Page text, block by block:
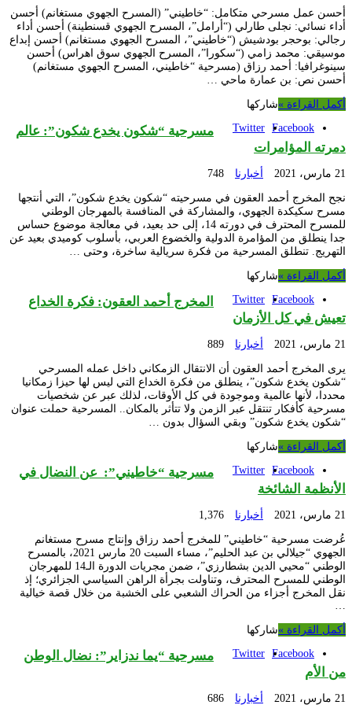
أحسن عمل مسرحي متكامل: “خاطيني” (المسرح الجهوي مستغانم) أحسن
أداء نسائي: نجلى طارلي (“أرامل”، المسرح الجهوي قسنطينة) أحسن أداء
رجالي: بوحجر بودشيش (“خاطيني”، المسرح الجهوي مستغانم) أحسن إبداع
موسيقي: محمد زامي (“سكورا”، المسرح الجهوي سوق اهراس) أحسن
سينوغرافيا: أحمد رزاق (مسرحية “خاطيني، المسرح الجهوي مستغانم)
أحسن نص: بن عمارة ماحي …
أكمل القراءة »شاركها
Facebook
Twitter
مسرحية “شكون يخدع شكون”: عالم
دمرته المؤامرات
21 مارس، 2021 أخبارنا 748
نجح المخرج أحمد العقون في مسرحيته “شكون يخدع شكون”، التي أنتجها
مسرح سكيكدة الجهوي، والمشاركة في المنافسة بالمهرجان الوطني
للمسرح المحترف في دورته 14، إلى حد بعيد، في معالجة موضوع حساس
جدا ينطلق من المؤامرة الدولية والخضوع العربي، بأسلوب كوميدي بعيد عن
التهريج. تنطلق المسرحية من فكرة سريالية ساخرة، وحتى …
أكمل القراءة »شاركها
Facebook
Twitter
المخرج أحمد العقون: فكرة الخداع
تعيش في كل الأزمان
21 مارس، 2021 أخبارنا 889
يرى المخرج أحمد العقون أن الانتقال الزمكاني داخل عمله المسرحي
“شكون يخدع شكون”، ينطلق من فكرة الخداع التي ليس لها حيزا زمكانيا
محددا، لأنها عالمية وموجودة في كل الأوقات، لذلك عبر عن شخصيات
مسرحية كأفكار تنتقل عبر الزمن ولا تتأثر بالمكان.. المسرحية حملت عنوان
“شكون يخدع شكون” وبقي السؤال بدون …
أكمل القراءة »شاركها
Facebook
Twitter
مسرحية “خاطيني”: عن النضال في
الأنظمة الشائخة
21 مارس، 2021 أخبارنا 1,376
عُرضت مسرحية “خاطيني” للمخرج أحمد رزاق وإنتاج مسرح مستغانم
الجهوي “جيلالي بن عبد الحليم”، مساء السبت 20 مارس 2021، بالمسرح
الوطني “محيي الدين بشطارزي”، ضمن مجريات الدورة الـ14 للمهرجان
الوطني للمسرح المحترف، وتناولت بجرأة الراهن السياسي الجزائري؛ إذ
نقل المخرج أجزاء من الحراك الشعبي على الخشبة من خلال قصة خيالية
…
أكمل القراءة »شاركها
Facebook
Twitter
مسرحية “يما ندزاير”: نضال الوطن
من الأم
21 مارس، 2021 أخبارنا 686